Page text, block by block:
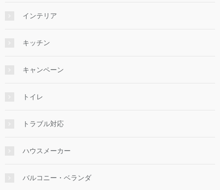
インテリア
キッチン
キャンペーン
トイレ
トラブル対応
ハウスメーカー
バルコニー・ベランダ